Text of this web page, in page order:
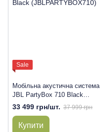
Sale
Мобільна акустична система
JBL PartyBox 710 Black
(JBLPARTYBOX710)
33 499 грн/шт. 37 999 грн
Купити